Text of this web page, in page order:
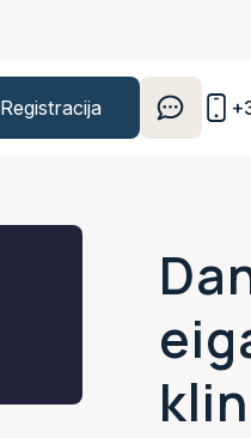
KAINOS KONTAKTAI
Registracija